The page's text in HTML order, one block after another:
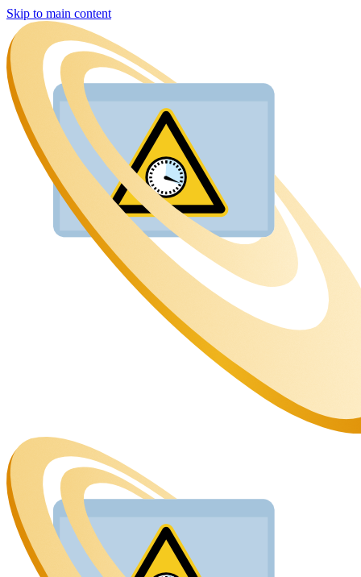
Skip to main content